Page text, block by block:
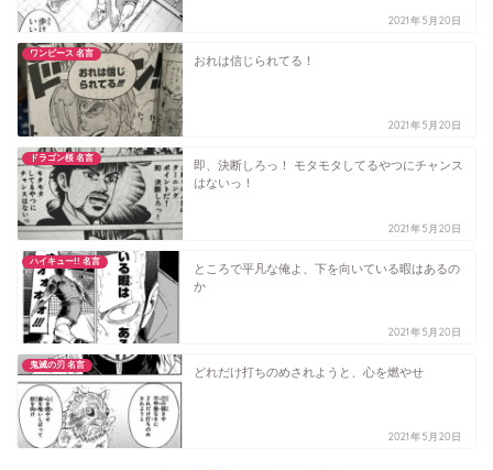
2021年5月20日
ワンピース 名言
おれは信じられてる！
2021年5月20日
ドラゴン桜 名言
即、決断しろっ！ モタモタしてるやつにチャンス
はないっ！
2021年5月20日
ハイキュー!! 名言
ところで平凡な俺よ、下を向いている暇はあるの
か
2021年5月20日
鬼滅の刃 名言
どれだけ打ちのめされようと、心を燃やせ
2021年5月20日